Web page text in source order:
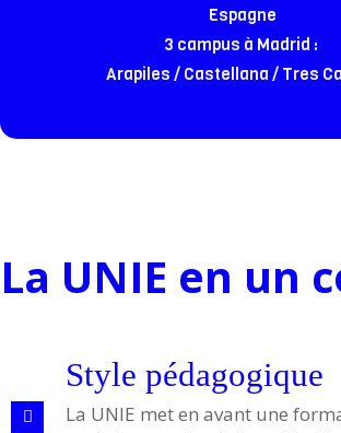
Espagne
3 campus à Madrid :
Arapiles / Castellana / Tres
La UNIE en un
Style pédagogique
La UNIE met en avant une